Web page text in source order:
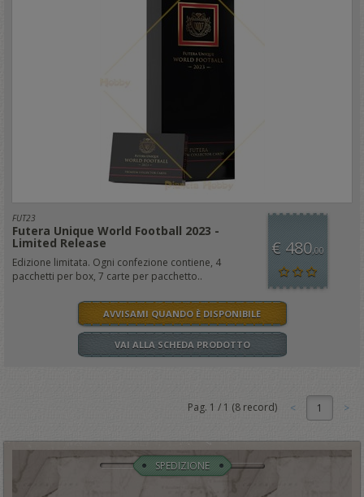
FUT23
Futera Unique World Football 2023 -
Limited Release
Edizione limitata. Ogni confezione contiene, 4
pacchetti per box, 7 carte per pacchetto..
€ 480,00
AVVISAMI QUANDO È DISPONIBILE
VAI ALLA SCHEDA PRODOTTO
Pag. 1 / 1 (8 record) 1
SPEDIZIONE